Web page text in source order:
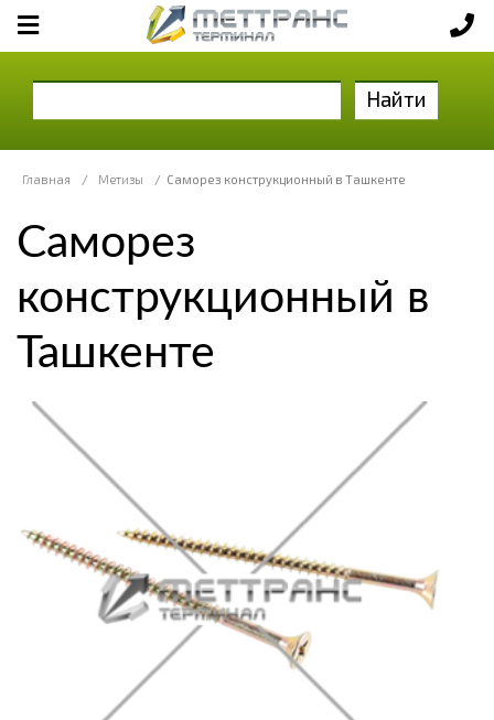
Найти
Главная / Метизы / Саморез конструкционный в Ташкенте
Саморез
конструкционный в
Ташкенте